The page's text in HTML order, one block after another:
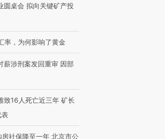
圆桌会 拟向关键矿产投
率，为何影响了黄金
薪涉刑案发回重审 因部
致16人死亡近三年 矿长
社保降至一年 北京市公